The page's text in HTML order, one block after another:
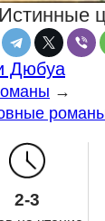
Истинные
Дюбуа
→
2-3